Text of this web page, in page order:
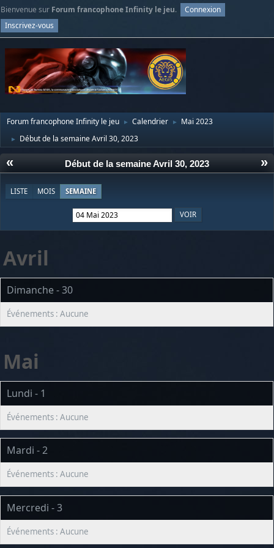
Bienvenue sur Forum francophone Infinity le jeu.
Connexion
Inscrivez-vous
Forum francophone Infinity le jeu ► Calendrier ► Mai 2023
► Début de la semaine Avril 30, 2023
« »
Début de la semaine Avril 30, 2023
LISTE MOIS SEMAINE
Avril
Dimanche - 30
Mai
Lundi - 1
Mardi - 2
Mercredi - 3